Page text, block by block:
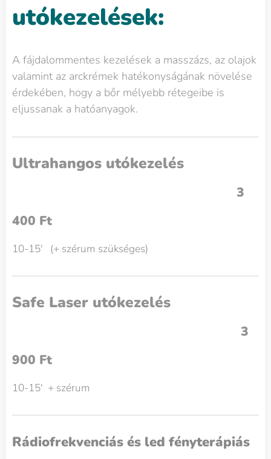
utókezelések:
A fájdalommentes kezelések a masszázs, az olajok
valamint az arckrémek hatékonyságának növelése
érdekében, hogy a bőr mélyebb rétegeibe is
eljussanak a hatóanyagok.
Ultrahangos utókezelés
3
400 Ft
10-15' (+ szérum szükséges)
Safe Laser utókezelés
3
900 Ft
10-15' + szérum
Rádiofrekvenciás és led fényterápiás